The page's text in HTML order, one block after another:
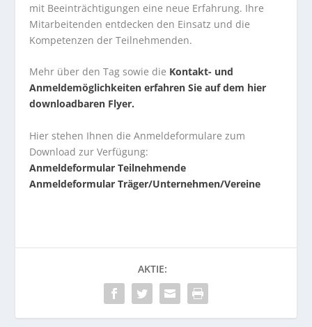
mit Beeinträchtigungen eine neue Erfahrung. Ihre
Mitarbeitenden entdecken den Einsatz und die
Kompetenzen der Teilnehmenden.
Mehr über den Tag sowie die Kontakt- und
Anmeldemöglichkeiten erfahren Sie auf dem hier
downloadbaren Flyer.
Hier stehen Ihnen die Anmeldeformulare zum
Download zur Verfügung:
Anmeldeformular Teilnehmende
Anmeldeformular Träger/Unternehmen/Vereine
AKTIE: